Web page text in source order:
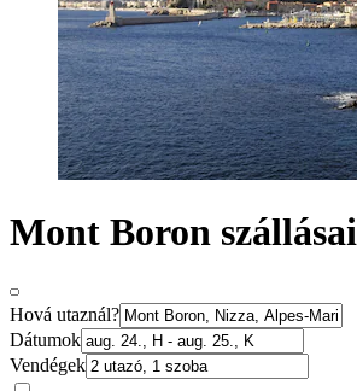
Mont Boron szállásai
Hová utaznál?
Dátumok
Vendégek